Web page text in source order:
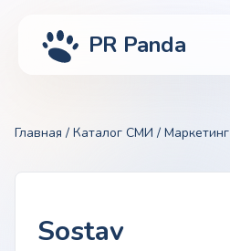
PR Panda
Главная / Каталог СМИ / Маркетинг
Sostav